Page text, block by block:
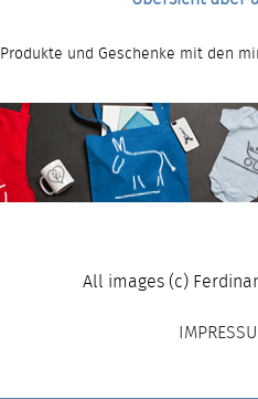
Produkte und Geschenke mit den
All images (c)